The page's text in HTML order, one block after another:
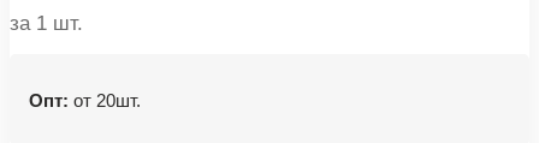
за 1 шт.
Опт: от 20шт.